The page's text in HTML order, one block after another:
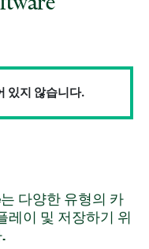
있지 않습니다.
다양한 유형의 카
레이 및 저장하기 위